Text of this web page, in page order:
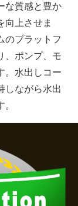
な質感と豊か
向上させま
のプラットフ
、ポンプ、モ
。水出しコー
しながら水出